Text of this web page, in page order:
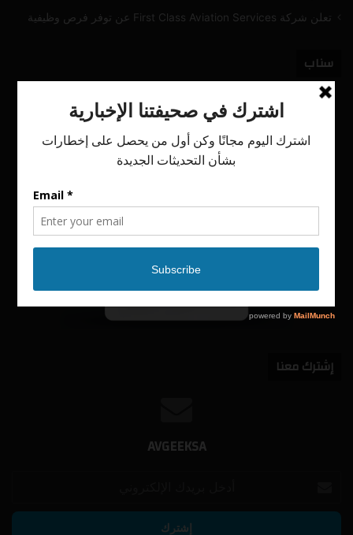
تعلن شركة First Class Aviation Services عن توفر فرص وظيفية
سناب
إشترك معنا
AVGEEKSA
الإلكتروني